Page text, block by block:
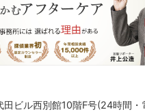
ビル西別館10階F号(24時間・